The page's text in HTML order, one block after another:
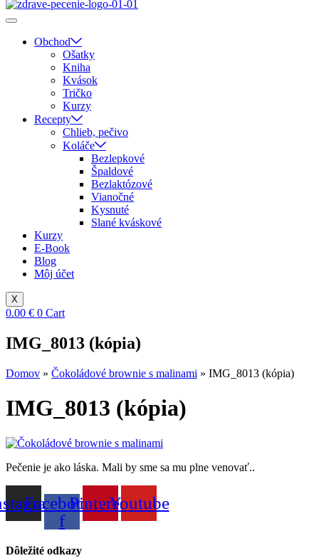
Obchod
Ošatky
Kniha
Kvások
Tričko
Kurzy
Recepty
Chlieb, pečivo
Koláče
Bezlepkové
Špaldové
Bezlaktózové
Vianočné
Kysnuté
Slané kváskové
Kurzy
E-Book
Blog
Môj účet
X
0.00 € 0 Cart
IMG_8013 (kópia)
Domov » Čokoládové brownie s malinami » IMG_8013 (kópia)
IMG_8013 (kópia)
Pečenie je ako láska. Mali by sme sa mu plne venovať..
Facebook-
f
PinterestYoutube
Dôležité odkazy